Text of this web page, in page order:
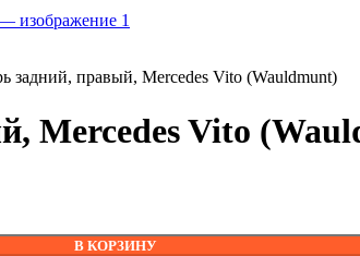
правый, Mercedes Vito (Wauldmunt)
Mercedes Vito
В КОРЗИНУ